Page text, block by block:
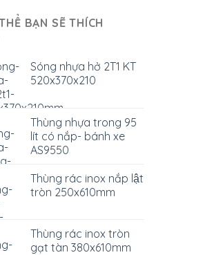
BẠN SẼ THÍCH
Sóng nhựa hở 2T1 KT
520x370x210
Thùng nhựa trong 95
lít có nắp- bánh xe
AS9550
Thùng rác inox nắp lật
tròn 250x610mm
Thùng rác inox tròn
gạt tàn 380x610mm